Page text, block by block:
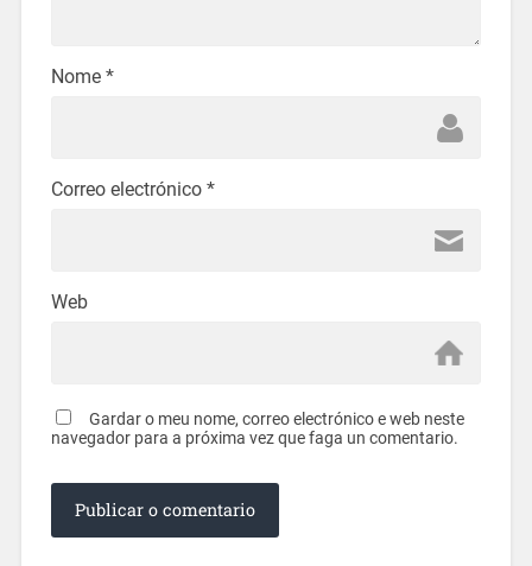
Nome *
Correo electrónico *
Web
Gardar o meu nome, correo electrónico e web neste
navegador para a próxima vez que faga un comentario.